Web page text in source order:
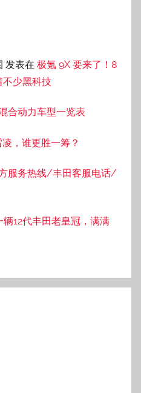
发表在 极氪 9X 要来了！8
不少黑科技
合动力车型一览表
，谁更胜一筹？
服务热线/丰田客服电话/
辆12代丰田老皇冠，满满